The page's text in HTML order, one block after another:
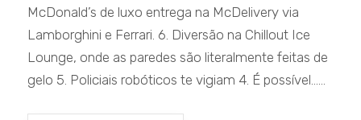
McDonald’s de luxo entrega na McDelivery via
Lamborghini e Ferrari. 6. Diversão na Chillout Ice
Lounge, onde as paredes são literalmente feitas de
gelo 5. Policiais robóticos te vigiam 4. É possível......